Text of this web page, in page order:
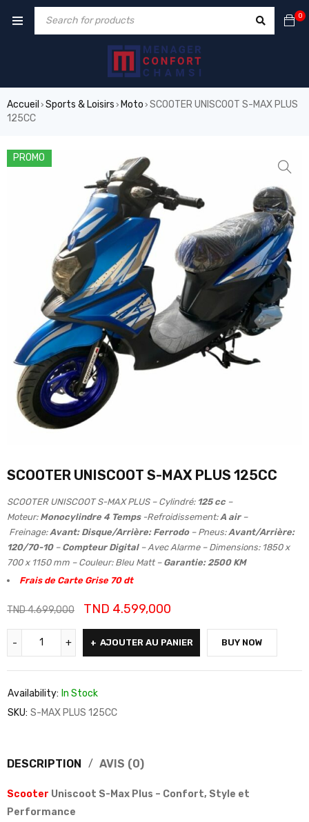
0
Accueil › Sports & Loisirs › Moto › SCOOTER UNISCOOT S-MAX PLUS
125CC
PROMO
SCOOTER UNISCOOT S-MAX PLUS 125CC
SCOOTER UNISCOOT S-MAX PLUS – Cylindré: 125 cc –
Moteur: Monocylindre 4 Temps-Refroidissement:A air –
Freinage:Avant: Disque/Arrière: Ferrodo – Pneus:Avant/Arrière:
120/70-10– Compteur Digital – Avec Alarme – Dimensions: 1850 x
700 x 1150 mm – Couleur: Bleu Matt – Garantie: 2500 KM
Frais de Carte Grise 70 dt
TND4.699,000 TND 4.599,000
AJOUTER AU PANIER BUY NOW
Availability: In Stock
SKU: S-MAX PLUS 125CC
DESCRIPTION AVIS (0)
Scooter Uniscoot S-Max Plus – Confort, Style et
Performance